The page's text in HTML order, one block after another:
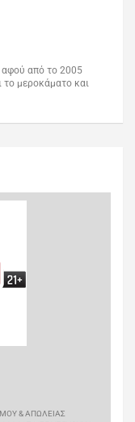
αφού από το 2005
το μεροκάματο και
& ΑΠΩΛΕΙΑΣ